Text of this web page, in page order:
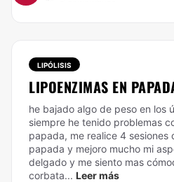
LIPÓLISIS
LIPOENZIMAS EN
he bajado algo de peso en los
siempre he tenido problemas
papada, me realice 4 sesiones
papada y mejoro mucho mi
delgado y me siento mas
corbata... Leer más